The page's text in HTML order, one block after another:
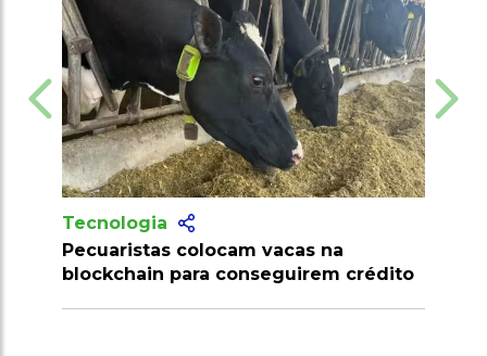
crédito
Tecnologia
Produtores recebem mais de 10
milhões de doses de vacinas contra